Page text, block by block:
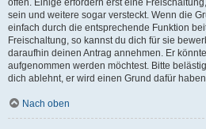
offen. Einige erfordern erst eine
sein und weitere sogar versteckt. Wenn die
einfach durch die entsprechende Funktion
Freischaltung, so kannst du dich für sie
daraufhin deinen Antrag annehmen. Er
aufgenommen werden möchtest. Bitte
dich ablehnt, er wird einen Grund dafür
Nach oben